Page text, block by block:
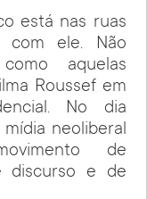
está nas ruas
com ele. Não
aquelas
Roussef em
No dia
neoliberal
de
discurso e de